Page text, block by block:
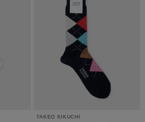
TAKEO KIKUCHI